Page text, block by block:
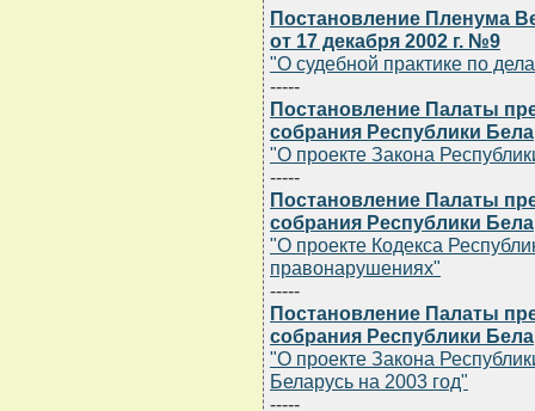
Постановление Пленума
от 17 декабря 2002 г. №9
"О судебной практике по
-----
Постановление Палаты
собрания Республики
"О проекте Закона
-----
Постановление Палаты
собрания Республики
"О проекте Кодекса
правонарушениях"
-----
Постановление Палаты
собрания Республики
"О проекте Закона
Беларусь на 2003 год"
-----